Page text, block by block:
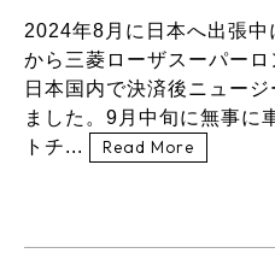
2024年8月に日本へ出張
から三菱ローザスーパーロ
日本国内で決済後ニュー
ました。9月中旬に無事に
トチ...
Read More